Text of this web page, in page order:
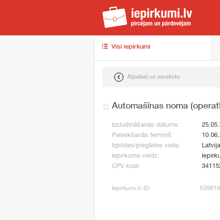
Visi iepirkumi
Atpakaļ uz sarakstu
Automašīnas noma
Izsludināšanas datums:
Pieteikšanās termiņš:
Izpildes/piegādes vieta:
Iepirkuma veids:
CPV kodi:
Iepirkumi.lv ID: